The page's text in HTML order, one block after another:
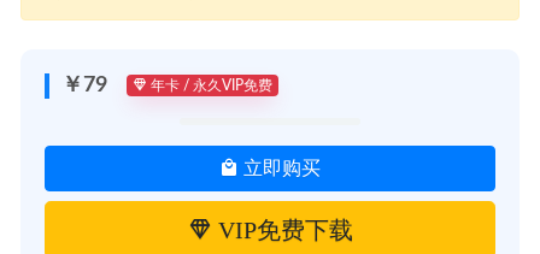
￥79 年卡 / 永久VIP免费
立即购买
VIP免费下载